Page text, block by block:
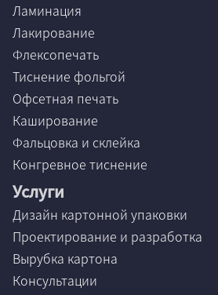
Ламинация
Лакирование
Флексопечать
Тиснение фольгой
Офсетная печать
Каширование
Фальцовка и склейка
Конгревное тиснение
Услуги
Дизайн картонной упаковки
Проектирование и разработка
Вырубка картона
Консультации